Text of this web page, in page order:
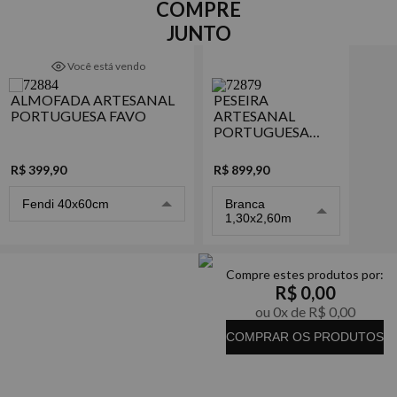
compor qualquer ambiente e torná-lo ainda mais aconchegante.
- Jacquard em ponto favo estilizado, com zíper
Marca
COMPRE
JUNTO
Você está vendo
ALMOFADA ARTESANAL
PORTUGUESA FAVO
R$ 399,90
Fendi 40x60cm
PESEIRA
ARTESANAL
PORTUGUESA
R$ 899,90
Branca
1,30x2,60m
Compre estes produtos por:
R$ 0,00
ou 0x de R$ 0,00
COMPRAR OS PRODUTOS